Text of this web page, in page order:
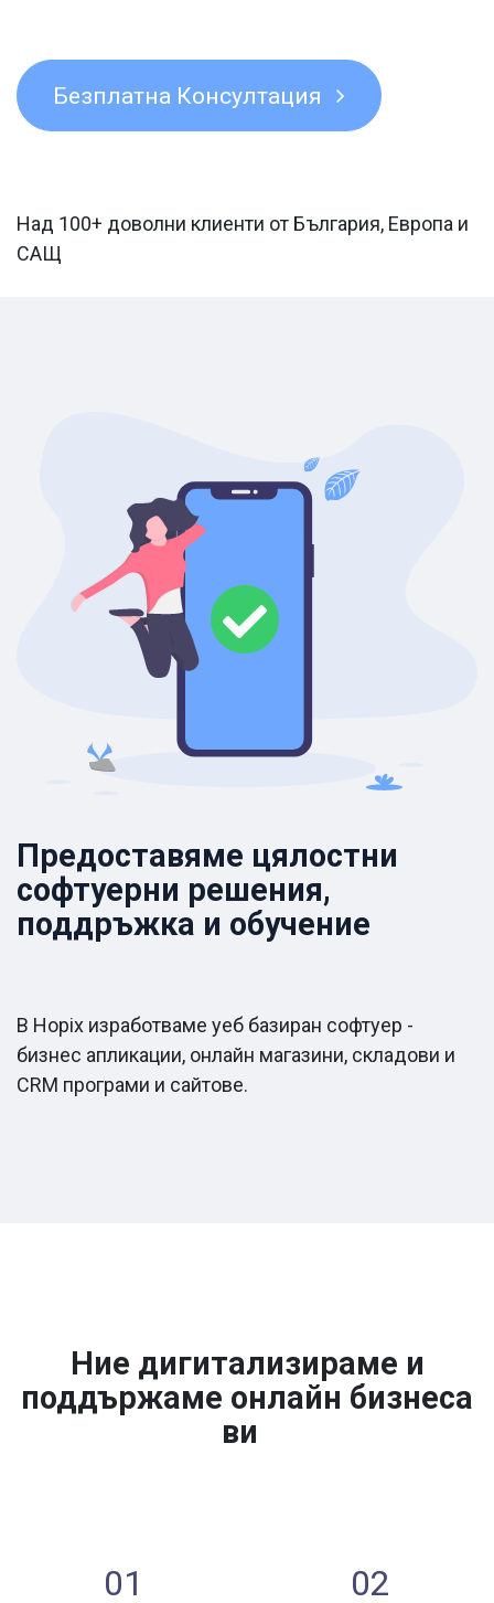
Безплатна Консултация
Над 100+ доволни клиенти от България, Европа и
САЩ
Предоставяме цялостни
софтуерни решения,
поддръжка и обучение
В Hopix изработваме уеб базиран софтуер -
бизнес апликации, онлайн магазини, складови и
CRM програми и сайтове.
Ние дигитализираме и
поддържаме онлайн бизнеса
ви
01 02